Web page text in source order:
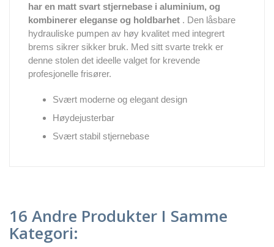
har en matt svart stjernebase i aluminium, og
kombinerer eleganse og holdbarhet . Den låsbare
hydrauliske pumpen av høy kvalitet med integrert
brems sikrer sikker bruk. Med sitt svarte trekk er
denne stolen det ideelle valget for krevende
profesjonelle frisører.
Svært moderne og elegant design
Høydejusterbar
Svært stabil stjernebase
16 Andre Produkter I Samme
Kategori: